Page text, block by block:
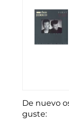
De nuevo
guste: